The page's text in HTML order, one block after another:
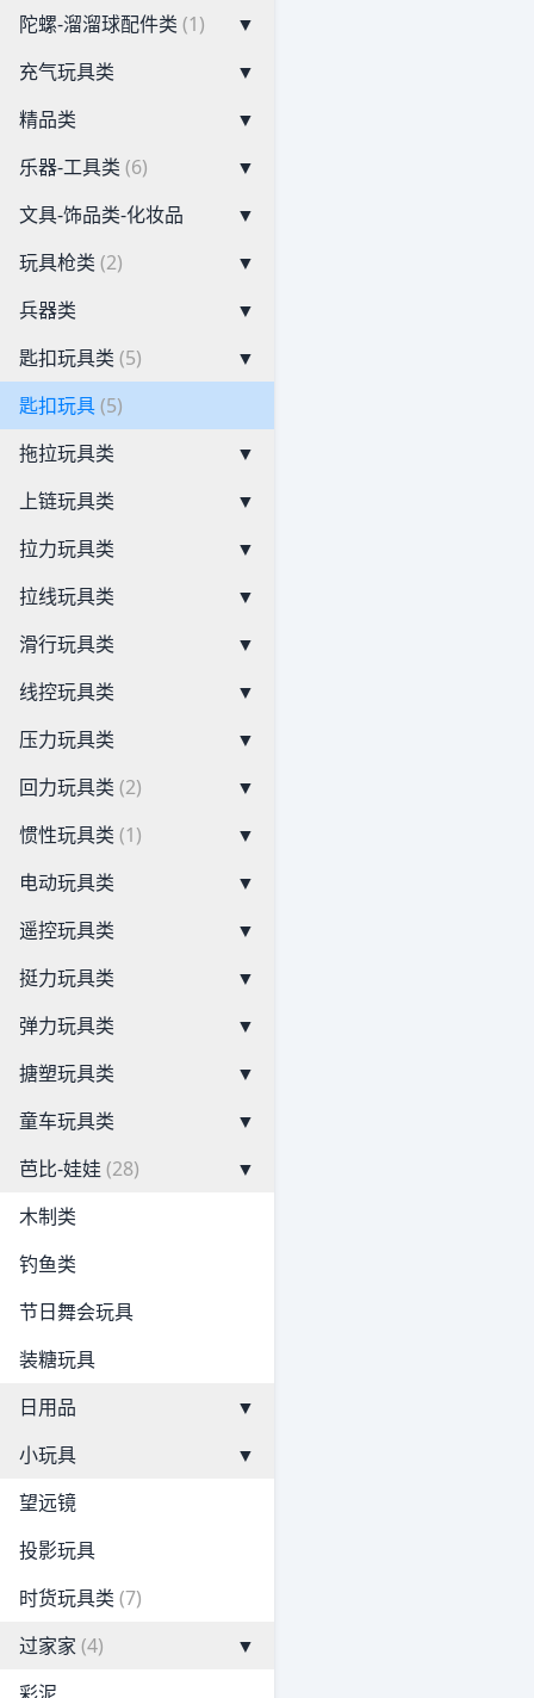
陀螺-溜溜球配件类 (1)
▼
充气玩具类
▼
精品类
▼
乐器-工具类 (6)
▼
文具-饰品类-化妆品
▼
玩具枪类 (2)
▼
兵器类
▼
匙扣玩具类 (5)
▼
匙扣玩具(5)
拖拉玩具类
▼
上链玩具类
▼
拉力玩具类
▼
拉线玩具类
▼
滑行玩具类
▼
线控玩具类
▼
压力玩具类
▼
回力玩具类 (2)
▼
惯性玩具类 (1)
▼
电动玩具类
▼
遥控玩具类
▼
挺力玩具类
▼
弹力玩具类
▼
搪塑玩具类
▼
童车玩具类
▼
芭比-娃娃 (28)
▼
木制类
钓鱼类
节日舞会玩具
装糖玩具
日用品
▼
小玩具
▼
望远镜
投影玩具
时货玩具类 (7)
过家家 (4)
▼